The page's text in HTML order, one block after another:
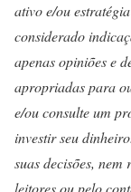
ativo e/ou
considerado
apenas opiniões e
apropriadas para
e/ou consulte um
investir seu
suas decisões, nem